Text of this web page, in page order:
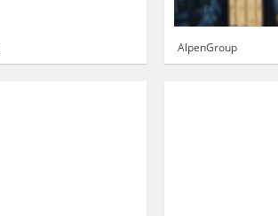
AlpenGroup